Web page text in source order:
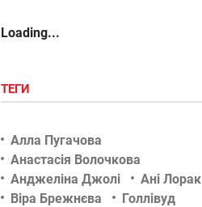
Loading...
ТЕГИ
Алла Пугачова
Анастасія Волочкова
Анджеліна Джолі
Ані Лорак
Віра Брежнєва
Голлівуд